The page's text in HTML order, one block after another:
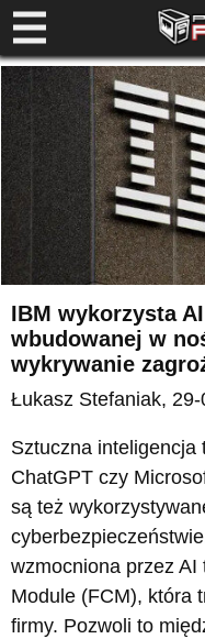
IBM wykorzysta
wbudowanej w
wykrywanie
Łukasz Stefaniak,
Sztuczna inteligencja
ChatGPT czy
są też
wzmocniona przez
Module (FCM), która
firmy. Pozwoli to